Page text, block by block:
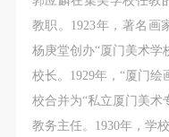
教职。1923年，著名画
杨庚堂创办“厦门美术学
校长。1929年，“厦门
校合并为“私立厦门美术
教务主任。1930年，学